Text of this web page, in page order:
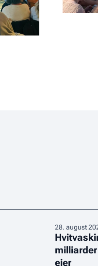
28. august
eier
Hvitvasking
–